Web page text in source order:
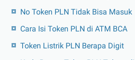
No Token PLN Tidak Bisa Masuk
Cara Isi Token PLN di ATM BCA
Token Listrik PLN Berapa Digit